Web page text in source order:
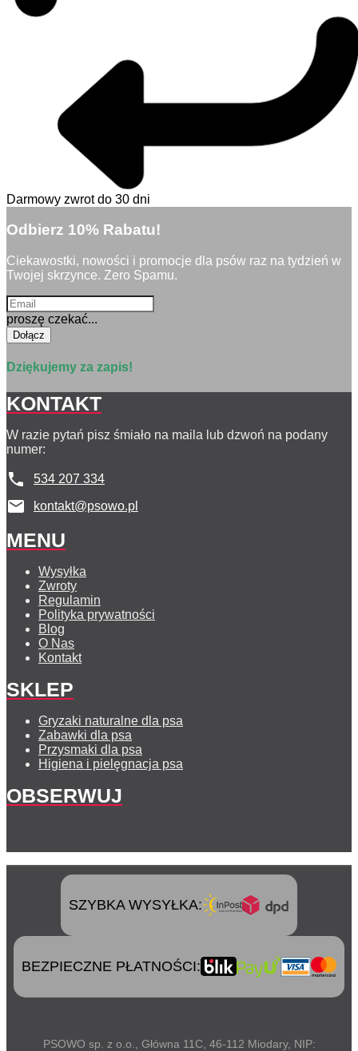
Darmowy zwrot do 30 dni
Odbierz 10% Rabatu!
Ciekawostki, nowości i promocje dla psów raz na tydzień w
Twojej skrzynce. Zero Spamu.
proszę czekać...
Dołącz
Dziękujemy za zapis!
KONTAKT
W razie pytań pisz śmiało na maila lub dzwoń na podany
numer:
534 207 334
kontakt@psowo.pl
MENU
Wysyłka
Zwroty
Regulamin
Polityka prywatności
Blog
O Nas
Kontakt
SKLEP
Gryzaki naturalne dla psa
Zabawki dla psa
Przysmaki dla psa
Higiena i pielęgnacja psa
OBSERWUJ
SZYBKA WYSYŁKA:
BEZPIECZNE PŁATNOŚCI:
PSOWO sp. z o.o., Główna 11C, 46-112 Miodary, NIP: